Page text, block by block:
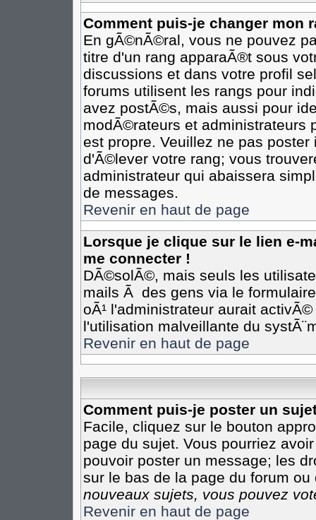
Comment puis-je changer mon
En gÃ©nÃ©ral, vous ne pouvez
titre d'un rang apparaÃ®t sous
discussions et dans votre profil
forums utilisent les rangs pour
avez postÃ©s, mais aussi pour
modÃ©rateurs et administrateurs
est propre. Veuillez ne pas
d'Ã©lever votre rang; vous
administrateur qui abaissera
de messages.
Revenir en haut de page
Lorsque je clique sur le lien e-
me connecter !
DÃ©solÃ©, mais seuls les
mails Ã des gens via le
oÃ¹ l'administrateur aurait
l'utilisation malveillante du
Revenir en haut de page
Comment puis-je poster un
Facile, cliquez sur le bouton
page du sujet. Vous pourriez
pouvoir poster un message; les
sur le bas de la page du forum
nouveaux sujets, vous pouvez
Revenir en haut de page